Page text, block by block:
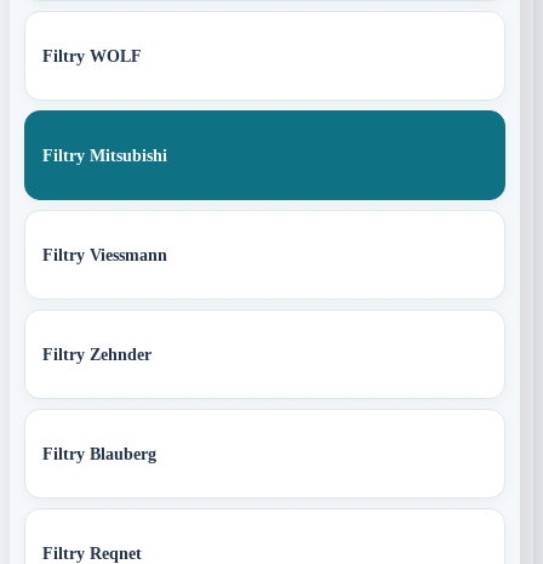
Filtry WOLF
Filtry Mitsubishi
Filtry Viessmann
Filtry Zehnder
Filtry Blauberg
Filtry Reqnet